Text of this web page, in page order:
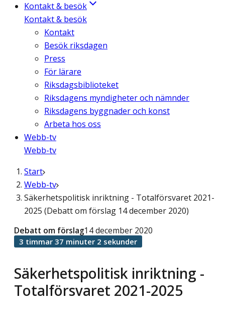
Kontakt & besök
Kontakt & besök
Kontakt
Besök riksdagen
Press
För lärare
Riksdagsbiblioteket
Riksdagens myndigheter och nämnder
Riksdagens byggnader och konst
Arbeta hos oss
Webb-tv
Webb-tv
Start
Webb-tv
Säkerhetspolitisk inriktning - Totalförsvaret 2021-
2025 (Debatt om förslag 14 december 2020)
Säkerhetspolitisk inriktning -
Totalförsvaret 2021-2025
Debatt om förslag14 december 2020
3 timmar 37 minuter 2 sekunder